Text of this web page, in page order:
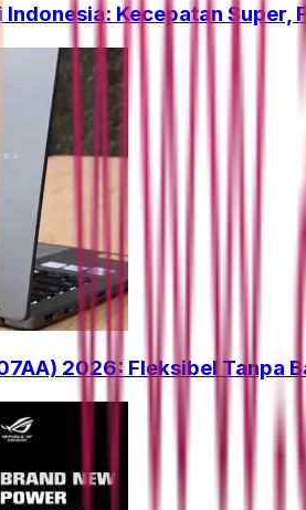
Kecepatan
2026: Fleksibel Tanpa